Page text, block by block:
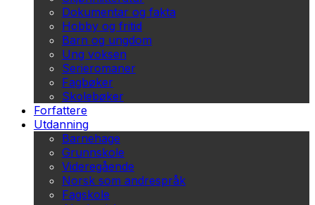
Dokumentar og fakta
Hobby og fritid
Barn og ungdom
Ung voksen
Serieromaner
Fagbøker
Skolebøker
Forfattere
Utdanning
Barnehage
Grunnskole
Videregående
Norsk som andrespråk
Fagskole